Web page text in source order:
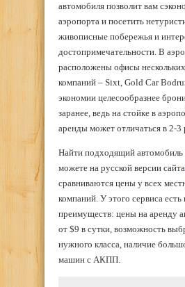
автомобиля позволит вам
аэропорта и посетить
живописные побережья и
достопримечательности. В
расположены офисы
компаний – Sixt, Gold Car
экономии целесообразнее
заранее, ведь на стойке в
аренды может отличаться в 2-3
Найти подходящий
можете на русской версии сайта
сравниваются цены у всех
компаний. У этого сервиса есть
преимуществ: цены на аренду
от $9 в сутки, возможность
нужного класса, наличие
машин с АКПП.